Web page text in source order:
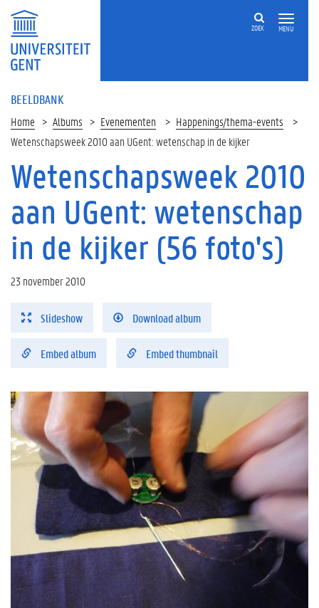
MENU
ZOEK
BEELDBANK
Home Albums Evenementen
Happenings/thema-events
Wetenschapsweek 2010 aan UGent: wetenschap in de kijker
Wetenschapsweek 2010
aan UGent: wetenschap
in de kijker (56 foto's)
23 november 2010
Slideshow Download album
Embed album Embed thumbnail